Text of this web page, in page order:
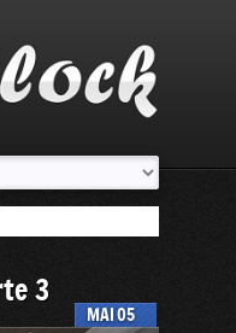
3
05
MAI